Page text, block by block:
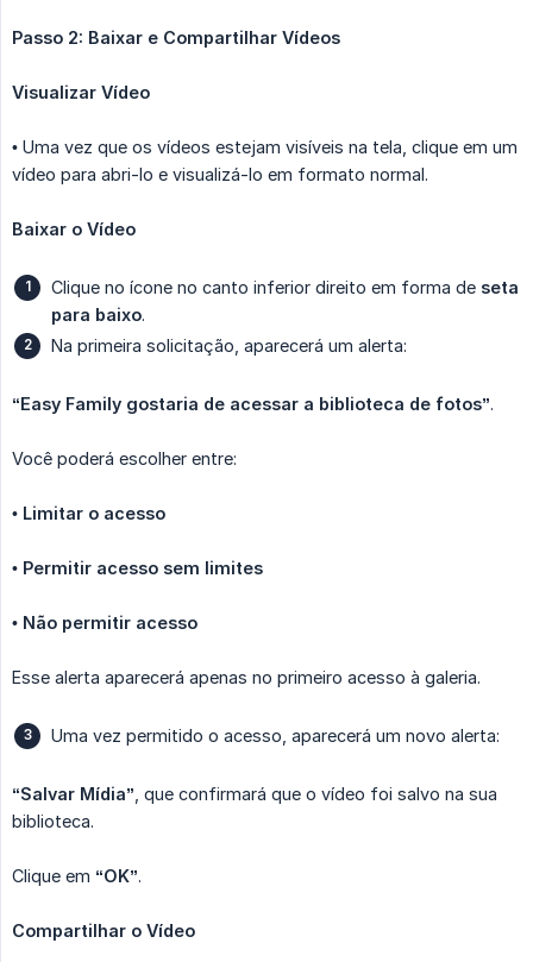
Passo 2: Baixar e Compartilhar Vídeos
Visualizar Vídeo
• Uma vez que os vídeos estejam visíveis na tela, clique em um
vídeo para abri-lo e visualizá-lo em formato normal.
Baixar o Vídeo
Clique no ícone no canto inferior direito em forma de seta
para baixo.
Na primeira solicitação, aparecerá um alerta:
“Easy Family gostaria de acessar a biblioteca de fotos”.
Você poderá escolher entre:
• Limitar o acesso
• Permitir acesso sem limites
• Não permitir acesso
Esse alerta aparecerá apenas no primeiro acesso à galeria.
Uma vez permitido o acesso, aparecerá um novo alerta:
“Salvar Mídia” , que confirmará que o vídeo foi salvo na sua
biblioteca.
Clique em “OK”.
Compartilhar o Vídeo